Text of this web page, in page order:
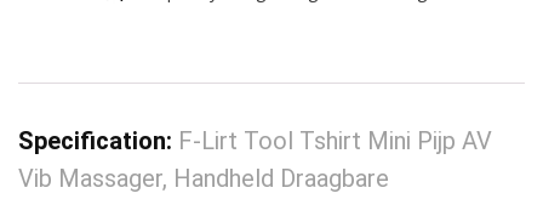
Specification: F-Lirt Tool Tshirt Mini Pijp AV
Vib Massager, Handheld Draagbare